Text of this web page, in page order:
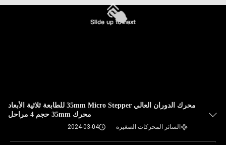
محرك الدوران العالي 35mm Micro Stepper للطابعة ثلاثية الأبعاد
محرك 35mm حجم 4 مراحل
السائر المحركات الصغيرة 2024-03-04